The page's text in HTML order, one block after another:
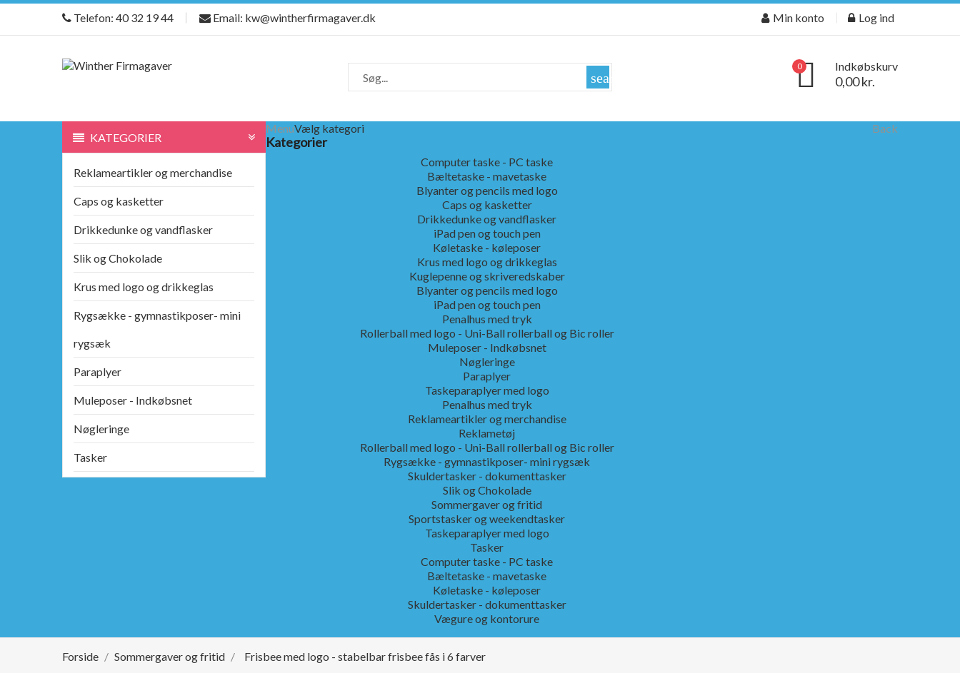
Telefon: 40 32 19 44 Email: kw@wintherfirmagaver.dk Min konto Log ind
Indkøbskurv
0,00 kr.
0
search
KATEGORIER
Reklameartikler og merchandise
Caps og kasketter
Drikkedunke og vandflasker
Slik og Chokolade
Krus med logo og drikkeglas
Rygsække - gymnastikposer- mini
rygsæk
Paraplyer
Muleposer - Indkøbsnet
Nøgleringe
Tasker
Menu Back
Vælg kategori
Kategorier
Computer taske - PC taske
Bæltetaske - mavetaske
Blyanter og pencils med logo
Caps og kasketter
Drikkedunke og vandflasker
iPad pen og touch pen
Køletaske - køleposer
Krus med logo og drikkeglas
Kuglepenne og skriveredskaber
Blyanter og pencils med logo
iPad pen og touch pen
Penalhus med tryk
Rollerball med logo - Uni-Ball rollerball og Bic roller
Muleposer - Indkøbsnet
Nøgleringe
Paraplyer
Taskeparaplyer med logo
Penalhus med tryk
Reklameartikler og merchandise
Reklametøj
Rollerball med logo - Uni-Ball rollerball og Bic roller
Rygsække - gymnastikposer- mini rygsæk
Skuldertasker - dokumenttasker
Slik og Chokolade
Sommergaver og fritid
Sportstasker og weekendtasker
Taskeparaplyer med logo
Tasker
Computer taske - PC taske
Bæltetaske - mavetaske
Køletaske - køleposer
Skuldertasker - dokumenttasker
Vægure og kontorure
Forside Sommergaver og fritid Frisbee med logo - stabelbar frisbee fås i 6 farver